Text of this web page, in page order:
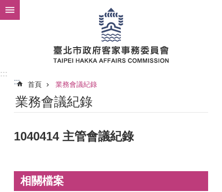
跳到主要內容區塊
:::
:::
首頁 業務會議紀錄
業務會議紀錄
1040414 主管會議紀錄
相關檔案